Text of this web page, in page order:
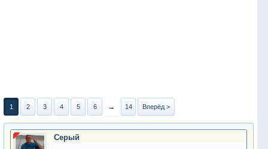
1 2 3 4 5 6 → 14 Вперёд >
Серый